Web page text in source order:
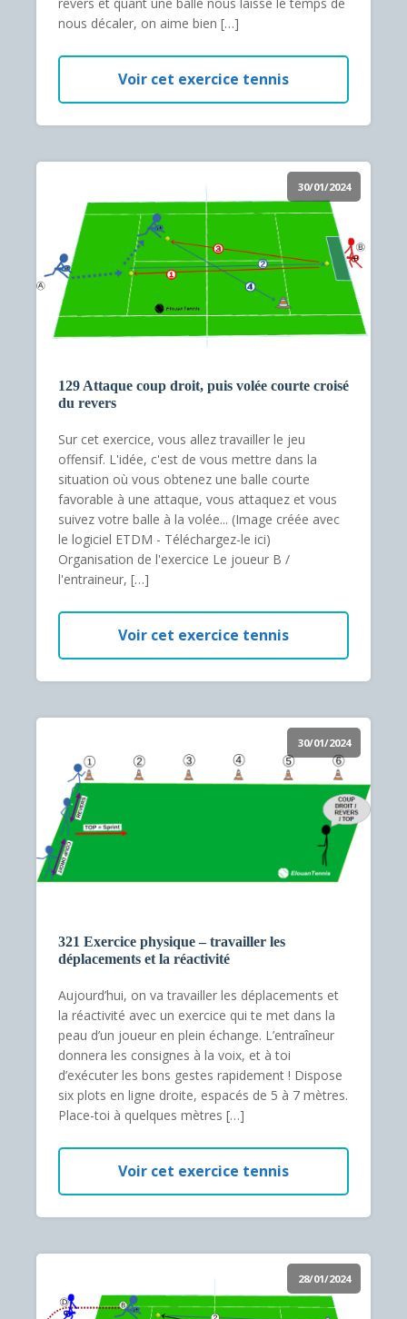
nous décaler, on aime bien […]
Voir cet exercice tennis
30/01/2024
129 Attaque coup droit, puis volée courte croisé
du revers
Sur cet exercice, vous allez travailler le jeu
offensif. L'idée, c'est de vous mettre dans la
situation où vous obtenez une balle courte
favorable à une attaque, vous attaquez et vous
suivez votre balle à la volée... (Image créée avec
le logiciel ETDM - Téléchargez-le ici)
Organisation de l'exercice Le joueur B /
l'entraineur, […]
Voir cet exercice tennis
30/01/2024
321 Exercice physique – travailler les
déplacements et la réactivité
Aujourd’hui, on va travailler les déplacements et
la réactivité avec un exercice qui te met dans la
peau d’un joueur en plein échange. L’entraîneur
donnera les consignes à la voix, et à toi
d’exécuter les bons gestes rapidement ! Dispose
six plots en ligne droite, espacés de 5 à 7 mètres.
Place-toi à quelques mètres […]
Voir cet exercice tennis
28/01/2024